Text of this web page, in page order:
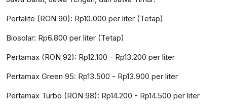
Pertalite (RON 90): Rp10.000 per liter (Tetap)
Biosolar: Rp6.800 per liter (Tetap)
Pertamax (RON 92): Rp12.100 - Rp13.200 per liter
Pertamax Green 95: Rp13.500 - Rp13.900 per liter
Pertamax Turbo (RON 98): Rp14.200 - Rp14.500 per liter